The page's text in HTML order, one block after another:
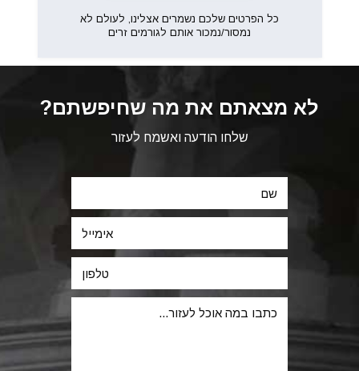
כל הפרטים שלכם נשמרים אצלינו, לעולם לא
נמסור/נמכור אותם לגורמים זרים
לא מצאתם את מה שחיפשתם?
שלחו הודעה ואשמח לעזור